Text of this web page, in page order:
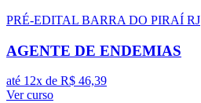
PRÉ-EDITAL BARRA DO PIRAÍ RJ
AGENTE DE ENDEMIAS
até 12x de R$ 46,39
Ver curso